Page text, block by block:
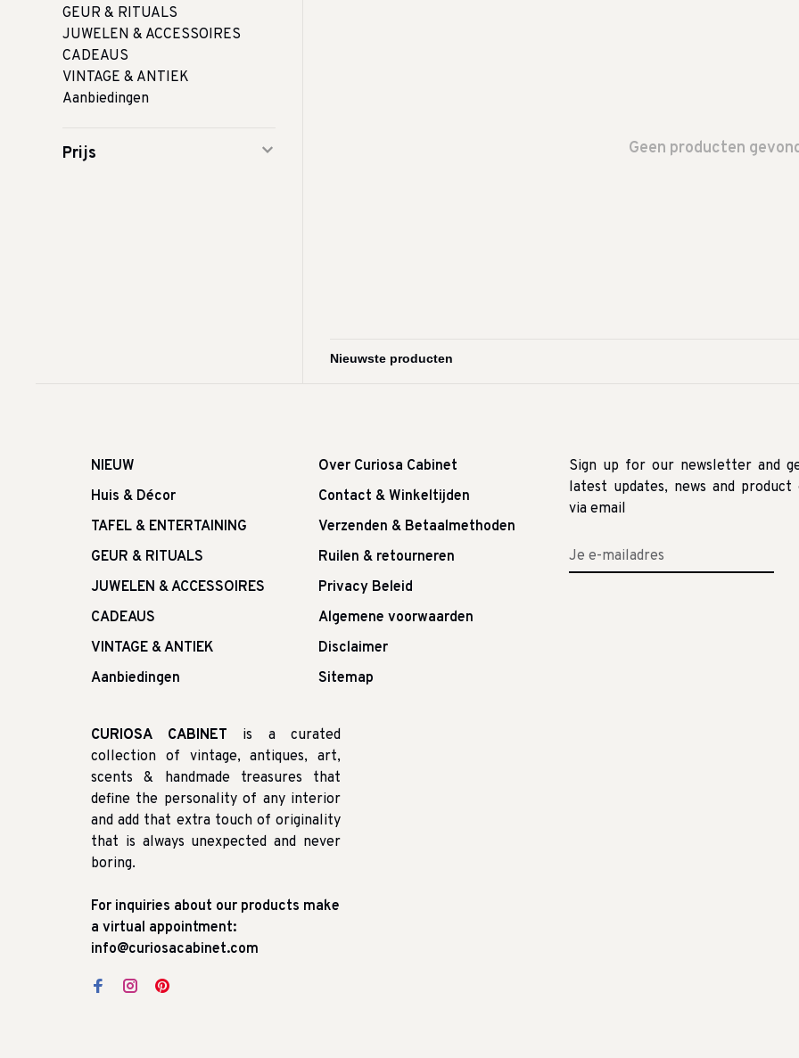
GEUR & RITUALS
JUWELEN & ACCESSOIRES
CADEAUS
VINTAGE & ANTIEK
Aanbiedingen
Prijs Geen producten
NIEUW
Huis & Décor
TAFEL & ENTERTAINING
GEUR & RITUALS
JUWELEN & ACCESSOIRES
CADEAUS
VINTAGE & ANTIEK
Aanbiedingen
Over Curiosa Cabinet
Contact & Winkeltijden
Verzenden & Betaalmethoden
Ruilen & retourneren
Privacy Beleid
Algemene voorwaarden
Disclaimer
Sitemap
Sign up for our newsletter and
latest updates, news and product
via email
CURIOSA CABINET is a curated
collection of vintage, antiques, art,
scents & handmade treasures that
define the personality of any interior
and add that extra touch of originality
that is always unexpected and never
boring.
For inquiries about our products make
a virtual appointment:
info@curiosacabinet.com